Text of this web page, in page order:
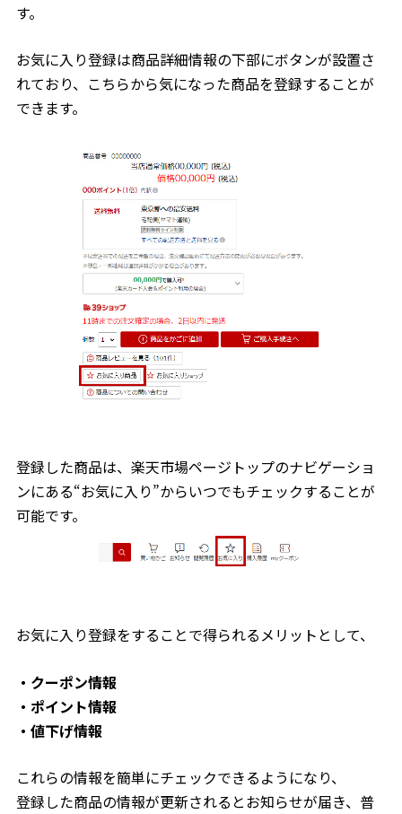
す。
お気に入り登録は商品詳細情報の下部にボタンが設置さ
れており、こちらから気になった商品を登録することが
できます。
登録した商品は、楽天市場ページトップのナビゲーショ
ンにある“お気に入り”からいつでもチェックすることが
可能です。
お気に入り登録をすることで得られるメリットとして、
・クーポン情報
・ポイント情報
・値下げ情報
これらの情報を簡単にチェックできるようになり、
登録した商品の情報が更新されるとお知らせが届き、普